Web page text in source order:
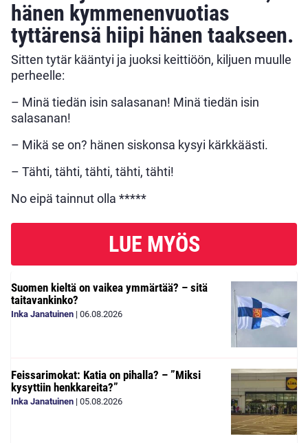
hänen kymmenenvuotias
tyttärensä hiipi hänen taakseen.
Sitten tytär kääntyi ja juoksi keittiöön, kiljuen muulle
perheelle:
– Minä tiedän isin salasanan! Minä tiedän isin
salasanan!
– Mikä se on? hänen siskonsa kysyi kärkkäästi.
– Tähti, tähti, tähti, tähti, tähti!
No eipä tainnut olla *****
LUE MYÖS
Suomen kieltä on vaikea ymmärtää? – sitä
taitavankinko?
Inka Janatuinen | 06.08.2026
Feissarimokat: Katia on pihalla? – ”Miksi
kysyttiin henkkareita?”
Inka Janatuinen | 05.08.2026